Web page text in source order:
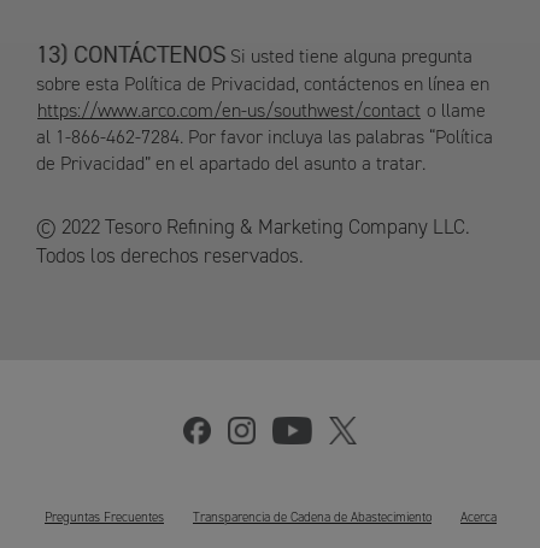
CONTÁCTENOS Si usted tiene alguna pregunta
sobre esta Política de Privacidad, contáctenos en línea en
https://www.arco.com/en-us/southwest/contact o llame
al 1-866-462-7284. Por favor incluya las palabras “Política
de Privacidad” en el apartado del asunto a tratar.
© 2022 Tesoro Refining & Marketing Company LLC.
Todos los derechos reservados.
Preguntas Frecuentes Transparencia de Cadena de Abastecimiento Acerca